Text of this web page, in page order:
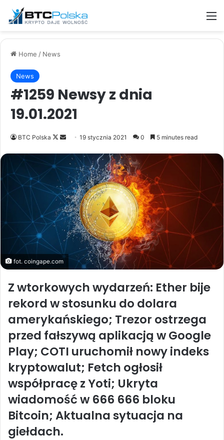
Home / News
News
#1259 Newsy z dnia
19.01.2021
BTC Polska
Follow
X
Send
email
19 stycznia 2021 0 5 minutes read
fot. coingape.com
Z wtorkowych wydarzeń: Ether bije
rekord w stosunku do dolara
amerykańskiego; Trezor ostrzega
przed fałszywą aplikacją w Google
Play; COTI uruchomił nowy indeks
kryptowalut; Fetch ogłosił
współpracę z Yoti; Ukryta
wiadomość w 666 666 bloku
Bitcoin; Aktualna sytuacja na
giełdach.